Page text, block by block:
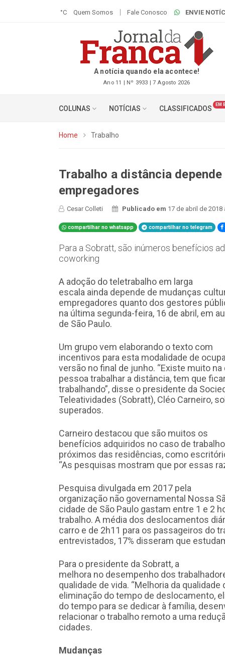
°C Quem Somos Fale Conosco ENVIE
A notícia quando ela acontece!
Ano 11 | Nº 3933 | 7 Agosto 2026
COLUNAS NOTÍCIAS CLASSIFICADOS EM
Home Trabalho
Trabalho a distância
empregadores
Cesar Colleti Publicado em 17 de abril de 2018
compartilhar no whatsapp compartilhar no telegram
Para a Sobratt, são inúmeros benefícios
coworking
A adoção do teletrabalho em larga
escala ainda depende de mudanças
empregadores quanto dos gestores
na última segunda-feira, 16 de abril, em
de São Paulo.
Um grupo vem elaborando o texto com
incentivos para esta modalidade de
versão no final de junho. “Existe muito
pessoa trabalhar a distância, tem que
trabalhando”, disse o presidente da
Teleatividades (Sobratt), Cléo Carneiro,
superados.
Carneiro destacou que são muitos os
benefícios adquiridos no caso de
próximos das residências, como
“As pesquisas mostram que por essas
Pesquisa divulgada em 2017 pela
organização não governamental Nossa
cidade de São Paulo gastam entre 1 e 2
trabalho. A média dos deslocamentos
carro e de 2h11 para os passageiros do
entrevistados, 17% disseram que
Para o presidente da Sobratt, a
melhora no desempenho dos
qualidade de vida. “Melhoria da
eliminação do tempo de deslocamento,
do tempo para se dedicar à família,
relacionar o trabalho remoto a uma
cidades.
Mudanças